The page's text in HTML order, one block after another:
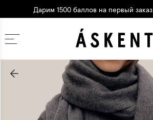
Дарим 1500 баллов на первый заказ